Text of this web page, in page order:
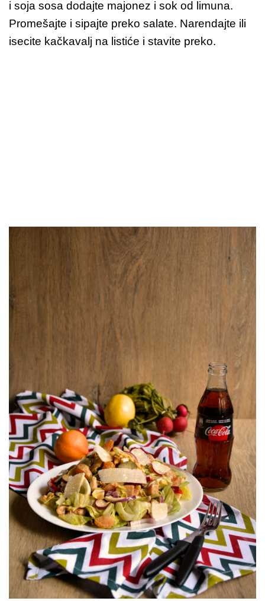
i soja sosa dodajte majonez i sok od limuna.
Promešajte i sipajte preko salate. Narendajte ili
isecite kačkavalj na listiće i stavite preko.